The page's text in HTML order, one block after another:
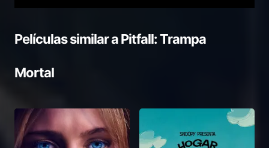
Películas similar aPitfall: Trampa
Mortal